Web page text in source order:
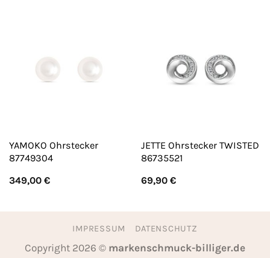
YAMOKO Ohrstecker
87749304
349,00 €
JETTE Ohrstecker TWISTED
86735521
69,90 €
IMPRESSUM DATENSCHUTZ
Copyright 2026 © markenschmuck-billiger.de